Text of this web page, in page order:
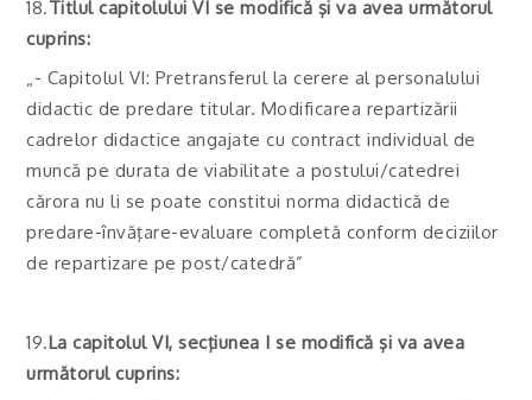
18.Titlul capitolului VI se modifică şi va avea următorul
cuprins:
„- Capitolul VI: Pretransferul la cerere al personalului
didactic de predare titular. Modificarea repartizării
cadrelor didactice angajate cu contract individual de
muncă pe durata de viabilitate a postului/catedrei
cărora nu li se poate constitui norma didactică de
predare-învăţare-evaluare completă conform deciziilor
de repartizare pe post/catedră”
19.La capitolul VI, secţiunea I se modifică şi va avea
următorul cuprins: